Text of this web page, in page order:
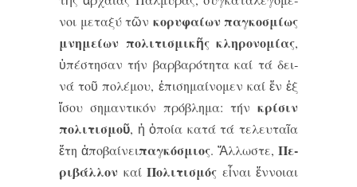
νοι με­τα­ξύ τῶν κο­ρυ­φαί­ων παγ­κο­σμί­ως
μνη­μεί­ων πο­λι­τι­σμι­κῆς κλη­ρο­νο­μί­ας,
ὑ­πέ­στη­σαν τήν βαρ­βα­ρό­τη­τα καί τά δει­
νά τοῦ πο­λέ­μου, ἐ­πι­ση­μαί­νο­μεν καί ἕν ἐξ
ἴ­σου ση­μαν­τι­κόν πρό­βλη­μα: τήν κρί­σιν
πο­λι­τι­σμοῦ, ἡ ὁ­ποί­α κα­τά τά τε­λευ­ταῖ­α
ἔ­τη ἀ­πο­βαί­νειπαγ­κό­σμι­ος. Ἄλ­λω­στε, Πε­
ρι­βάλ­λον καί Πο­λι­τι­σμός εἶ­ναι ἔν­νοι­αι